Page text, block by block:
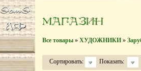
МАГАЗИН
Все товары » ХУДОЖНИКИ »
Сортировать: Показать: